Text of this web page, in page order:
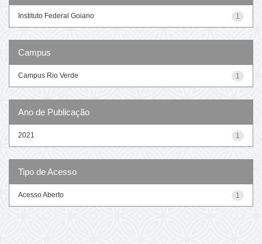
1
Instituto Federal Goiano
Campus
1
Campus Rio Verde
Ano de Publicação
1
2021
Tipo de Acesso
1
Acesso Aberto